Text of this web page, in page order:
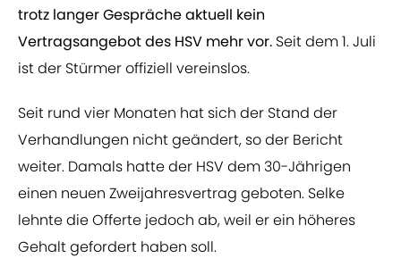
trotz langer Gespräche aktuell kein
Vertragsangebot des HSV mehr vor. Seit dem 1. Juli
ist der Stürmer offiziell vereinslos.
Seit rund vier Monaten hat sich der Stand der
Verhandlungen nicht geändert, so der Bericht
weiter. Damals hatte der HSV dem 30-Jährigen
einen neuen Zweijahresvertrag geboten. Selke
lehnte die Offerte jedoch ab, weil er ein höheres
Gehalt gefordert haben soll.